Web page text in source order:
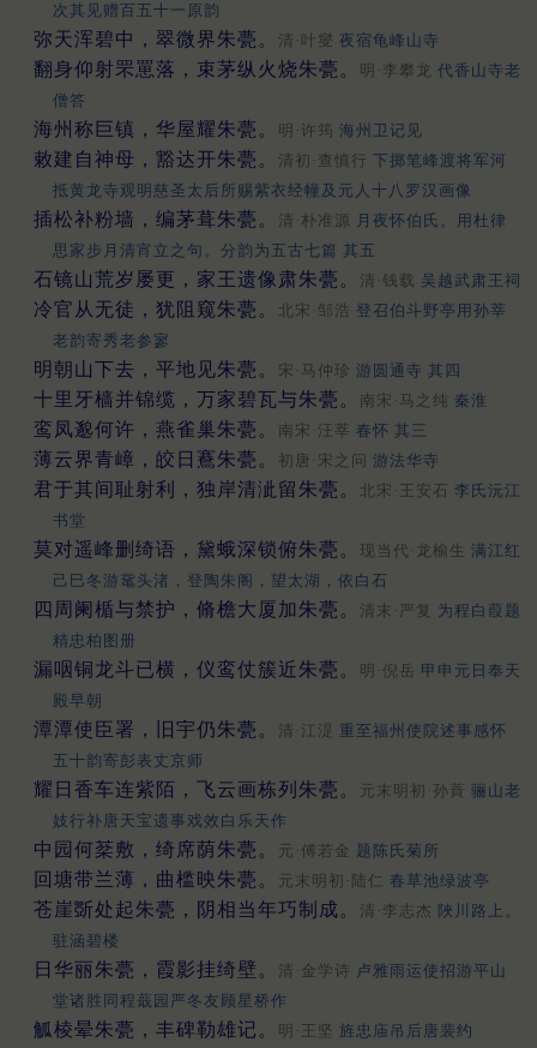
次其见赠百五十一原韵
弥天浑碧中，翠微界朱甍。 清·叶燮 夜宿龟峰山寺
翻身仰射罘罳落，束茅纵火烧朱甍。 明·李攀龙 代香山寺老
僧答
海州称巨镇，华屋耀朱甍。 明·许筠 海州卫记见
敕建自神母，豁达开朱甍。 清初·查慎行 下掷笔峰渡将军河
抵黄龙寺观明慈圣太后所赐紫衣经幢及元人十八罗汉画像
插松补粉墙，编茅葺朱甍。 清·朴准源 月夜怀伯氏。用杜律
思家步月清宵立之句。分韵为五古七篇 其五
石镜山荒岁屡更，家王遗像肃朱甍。 清·钱载 吴越武肃王祠
冷官从无徒，犹阻窥朱甍。 北宋·邹浩 登召伯斗野亭用孙莘
老韵寄秀老参寥
明朝山下去，平地见朱甍。 宋·马仲珍 游圆通寺 其四
十里牙樯并锦缆，万家碧瓦与朱甍。 南宋·马之纯 秦淮
鸾凤邈何许，燕雀巢朱甍。 南宋·汪莘 春怀 其三
薄云界青嶂，皎日鶱朱甍。 初唐·宋之问 游法华寺
君于其间耻射利，独岸清泚留朱甍。 北宋·王安石 李氏沅江
书堂
莫对遥峰删绮语，黛蛾深锁俯朱甍。 现当代·龙榆生 满江红
己巳冬游鼋头渚，登陶朱阁，望太湖，依白石
四周阑楯与禁护，脩檐大厦加朱甍。 清末·严复 为程白葭题
精忠柏图册
漏咽铜龙斗已横，仪鸾仗簇近朱甍。 明·倪岳 甲申元日奉天
殿早朝
潭潭使臣署，旧宇仍朱甍。 清·江湜 重至福州使院述事感怀
五十韵寄彭表丈京师
耀日香车连紫陌，飞云画栋列朱甍。 元末明初·孙蕡 骊山老
妓行补唐天宝遗事戏效白乐天作
中园何棻敷，绮席荫朱甍。 元·傅若金 题陈氏菊所
回塘带兰薄，曲槛映朱甍。 元末明初·陆仁 春草池绿波亭
苍崖斲处起朱甍，阴相当年巧制成。 清·李志杰 陜川路上。
驻涵碧楼
日华丽朱甍，霞影挂绮壁。 清·金学诗 卢雅雨运使招游平山
堂诸胜同程蕺园严冬友顾星桥作
觚棱晕朱甍，丰碑勒雄记。 明·王坚 旌忠庙吊后唐裴约